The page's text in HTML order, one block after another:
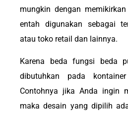
mungkin dengan
entah digunakan sebagai
atau toko retail dan lainnya.
Karena beda fungsi beda
dibutuhkan pada
Contohnya jika Anda ingin
maka desain yang dipilih